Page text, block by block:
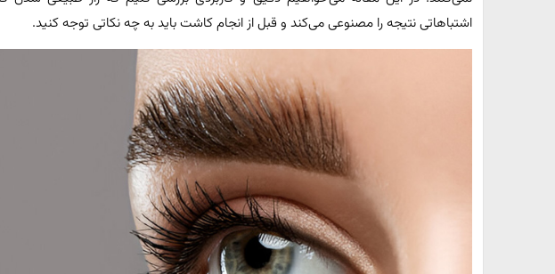
اشتباهاتی نتیجه را مصنوعی می‌کند و قبل از انجام کاشت باید به چه نکاتی توجه کنید.